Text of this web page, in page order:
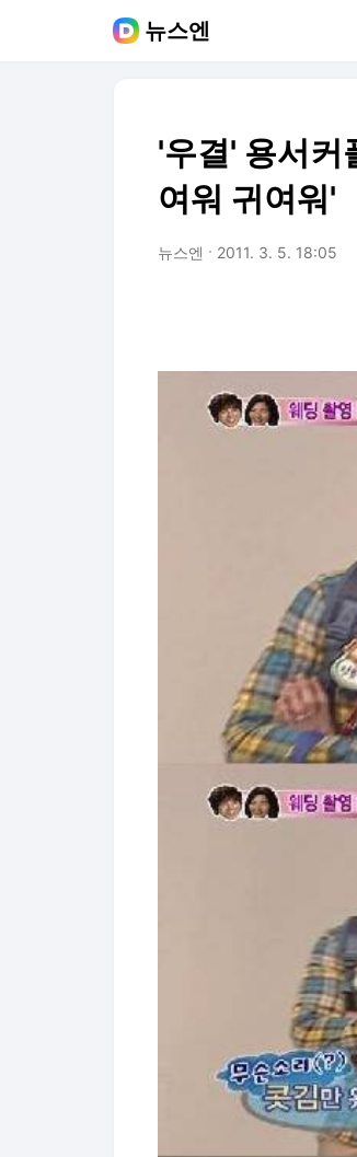
뉴스엔
'우결' 용서커
여워 귀여워'
뉴스엔 2011. 3. 5. 18:05